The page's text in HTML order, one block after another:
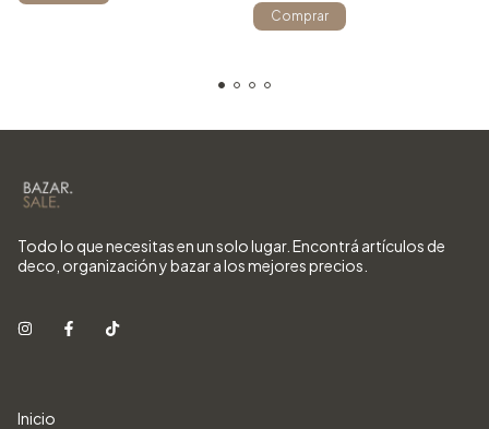
Comprar
Todo lo que necesitas en un solo lugar. Encontrá artículos de
deco, organización y bazar a los mejores precios.
Inicio